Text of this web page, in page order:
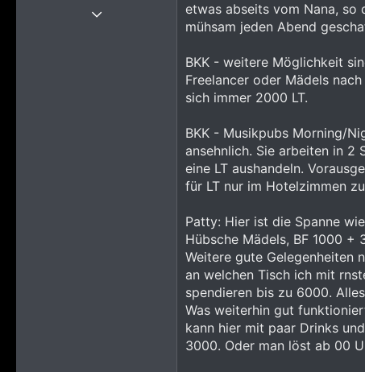
3 November 2013
etwas abseits vom Nana, so
mühsam jeden Abend
BKK - weitere Möglichkeit
Freelancer oder Mädels
sich immer 2000 LT.
BKK - Musikpubs Morning/
ansehnlich. Sie arbeiten in 2
eine LT aushandeln.
für LT nur im Hotelzimmen
Patty: Hier ist die Spanne
Hübsche Mädels, BF 1000
Weitere gute Gelegenheiten
an welchen Tisch ich mit
spendieren bis zu 6000. Alles
Was weiterhin gut
kann hier mit paar Drinks
3000. Oder man löst ab 00